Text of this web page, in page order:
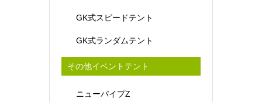
GK式スピードテント
GK式ランダムテント
その他イベントテント
ニューパイプZ